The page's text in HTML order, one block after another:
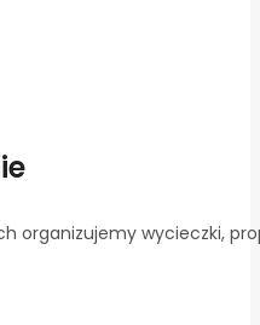
organizujemy wycieczki,